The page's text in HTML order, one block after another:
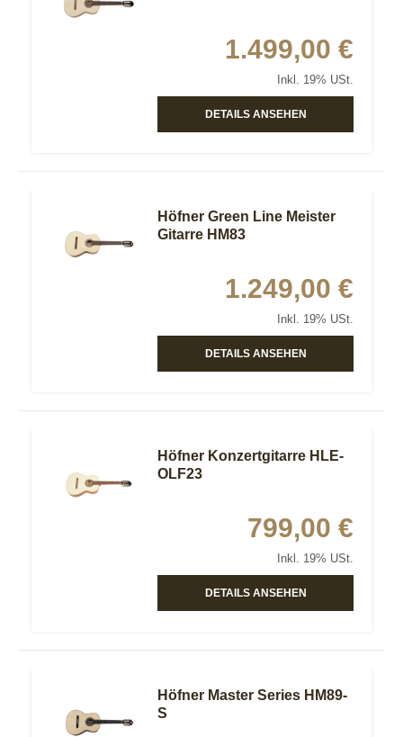
1.499,00 €
Inkl. 19% USt.
DETAILS ANSEHEN
Höfner Green Line Meister
Gitarre HM83
1.249,00 €
Inkl. 19% USt.
DETAILS ANSEHEN
Höfner Konzertgitarre HLE-
OLF23
799,00 €
Inkl. 19% USt.
DETAILS ANSEHEN
Höfner Master Series HM89-
S